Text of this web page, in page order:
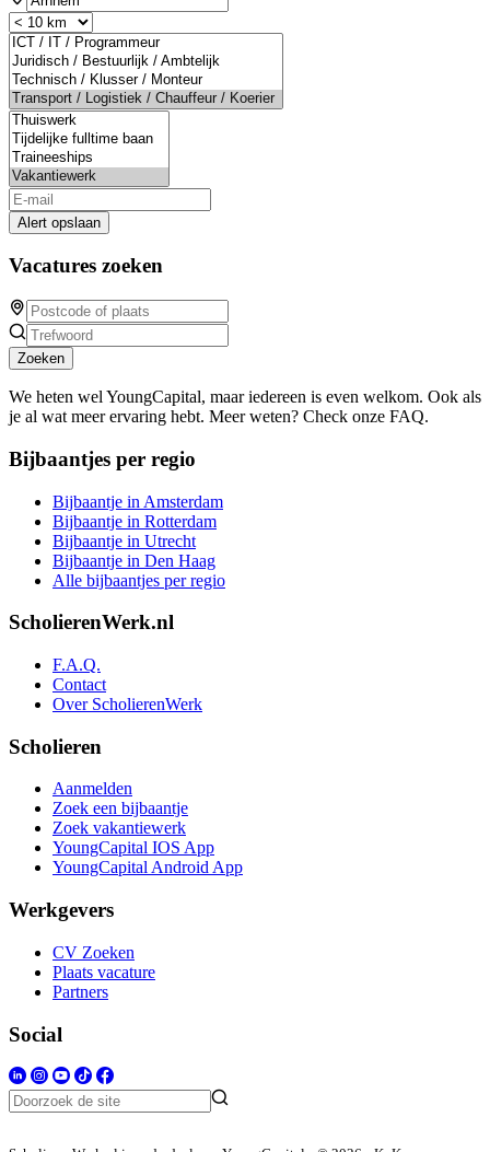
Alert opslaan
Vacatures zoeken
Zoeken
We heten wel YoungCapital, maar iedereen is even welkom. Ook als
je al wat meer ervaring hebt. Meer weten? Check onze FAQ.
Bijbaantjes per regio
Bijbaantje in Amsterdam
Bijbaantje in Rotterdam
Bijbaantje in Utrecht
Bijbaantje in Den Haag
Alle bijbaantjes per regio
ScholierenWerk.nl
F.A.Q.
Contact
Over ScholierenWerk
Scholieren
Aanmelden
Zoek een bijbaantje
Zoek vakantiewerk
YoungCapital IOS App
YoungCapital Android App
Werkgevers
CV Zoeken
Plaats vacature
Partners
Social